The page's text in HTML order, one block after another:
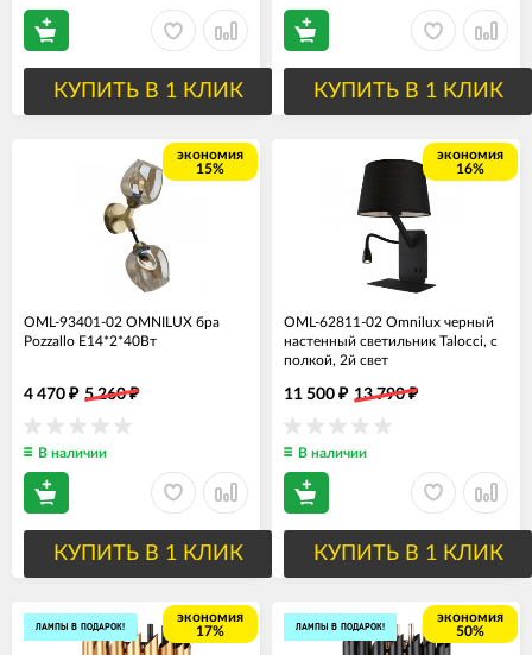
КУПИТЬ В 1 КЛИК КУПИТЬ В 1 КЛИК
экономия
15%
OML-93401-02 OMNILUX бра
Pozzallo Е14*2*40Вт
4 470 ₽ 5 260₽
В наличии
КУПИТЬ В 1 КЛИК
экономия
16%
OML-62811-02 Omnilux черный
настенный светильник Talocci, с
полкой, 2й свет
11 500 ₽ 13 790₽
В наличии
КУПИТЬ В 1 КЛИК
ЛАМПЫ В ПОДАРОК!
экономия
17%
ЛАМПЫ В ПОДАРОК!
экономия
50%